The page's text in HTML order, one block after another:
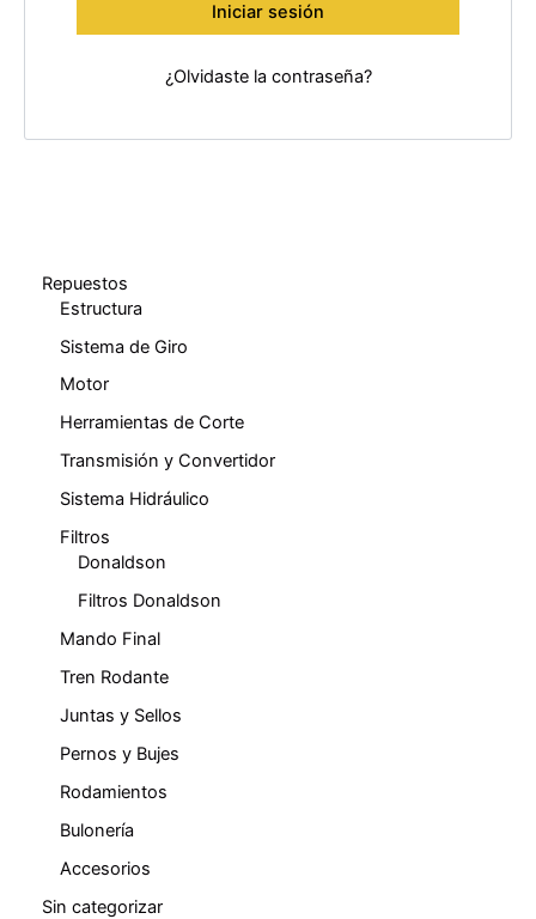
Repuestos
Estructura
Sistema de Giro
Motor
Herramientas de Corte
Transmisión y Convertidor
Sistema Hidráulico
Filtros
Donaldson
Filtros Donaldson
Mando Final
Tren Rodante
Juntas y Sellos
Pernos y Bujes
Rodamientos
Bulonería
Accesorios
Sin categorizar
Iniciar sesión
¿Olvidaste la contraseña?